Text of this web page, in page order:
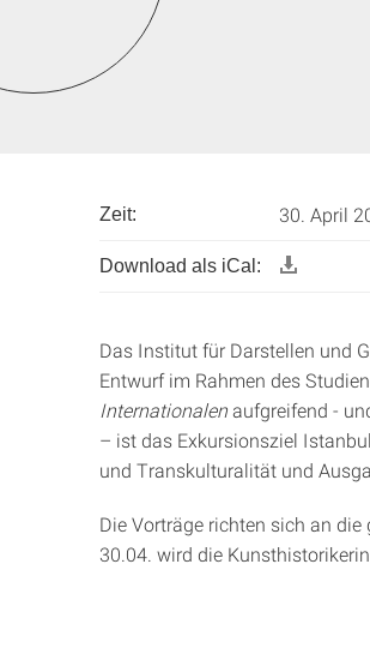
Zeit: 30. April
Download als iCal:
Das Institut für Darstellen und
Entwurf im Rahmen des
Internationalenaufgreifend -
– ist das Exkursionsziel
und Transkulturalität und
Die Vorträge richten sich an
30.04. wird die